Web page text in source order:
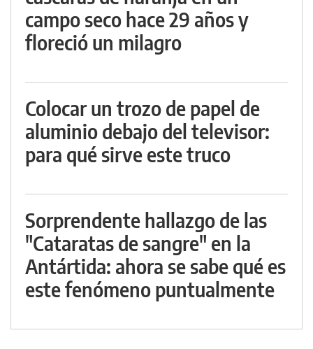
campo seco hace 29 años y
floreció un milagro
Colocar un trozo de papel de
aluminio debajo del televisor:
para qué sirve este truco
Sorprendente hallazgo de las
"Cataratas de sangre" en la
Antártida: ahora se sabe qué es
este fenómeno puntualmente